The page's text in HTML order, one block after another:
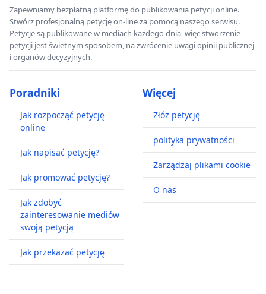
Zapewniamy bezpłatną platformę do publikowania petycji online.
Stwórz profesjonalną petycję on-line za pomocą naszego serwisu.
Petycje są publikowane w mediach każdego dnia, więc stworzenie
petycji jest świetnym sposobem, na zwrócenie uwagi opinii publicznej
i organów decyzyjnych.
Poradniki
Jak rozpocząć petycję
online
Jak napisać petycję?
Jak promować petycję?
Jak zdobyć
zainteresowanie mediów
swoją petycją
Jak przekazać petycję
Więcej
Złóż petycję
polityka prywatności
Zarządzaj plikami cookie
O nas